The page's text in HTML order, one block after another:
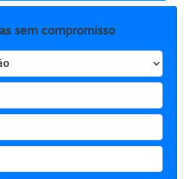
sem compromisso